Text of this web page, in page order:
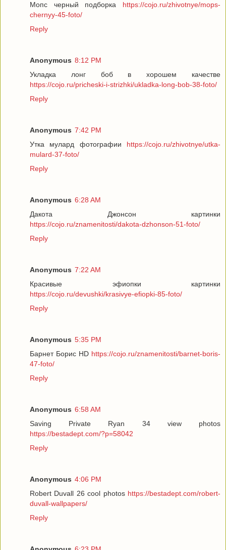
Мопс черный подборка https://cojo.ru/zhivotnye/mops-
chernyy-45-foto/
Reply
Anonymous 8:12 PM
Укладка лонг боб в хорошем качестве
https://cojo.ru/pricheski-i-strizhki/ukladka-long-bob-38-foto/
Reply
Anonymous 7:42 PM
Утка мулард фотографии https://cojo.ru/zhivotnye/utka-
mulard-37-foto/
Reply
Anonymous 6:28 AM
Дакота Джонсон картинки
https://cojo.ru/znamenitosti/dakota-dzhonson-51-foto/
Reply
Anonymous 7:22 AM
Красивые эфиопки картинки
https://cojo.ru/devushki/krasivye-efiopki-85-foto/
Reply
Anonymous 5:35 PM
Барнет Борис HD https://cojo.ru/znamenitosti/barnet-boris-
47-foto/
Reply
Anonymous 6:58 AM
Saving Private Ryan 34 view photos
https://bestadept.com/?p=58042
Reply
Anonymous 4:06 PM
Robert Duvall 26 cool photos https://bestadept.com/robert-
duvall-wallpapers/
Reply